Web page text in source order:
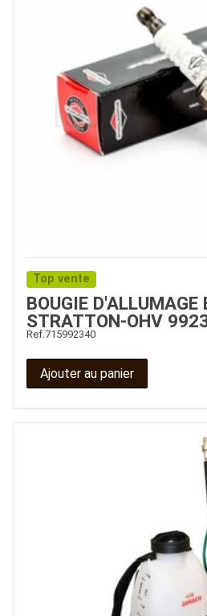
Top vente
BOUGIE D'ALLUMAGE
STRATTON-OHV
Ref. 715992340
Ajouter au panier